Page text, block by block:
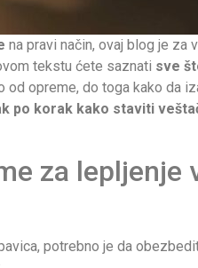
na pravi način, ovaj blog je za
tekstu ćete saznati sve
od opreme, do toga kako da
po korak kako staviti
za lepljenje
potrebno je da